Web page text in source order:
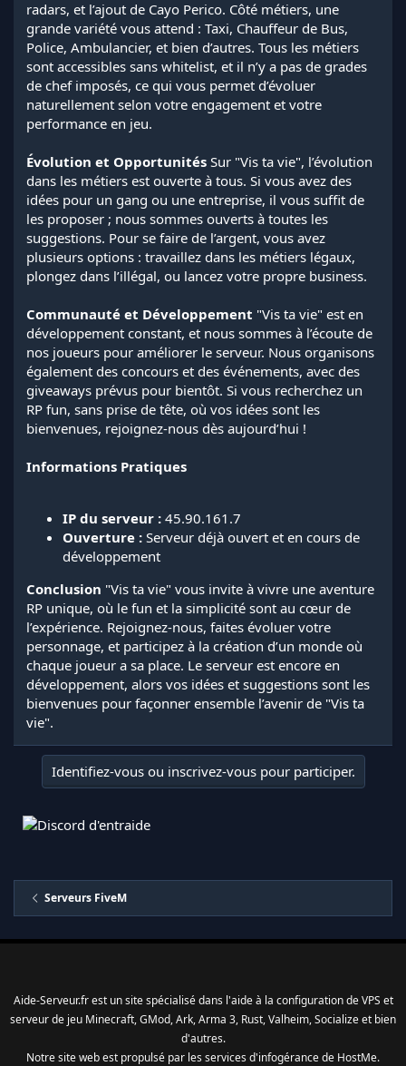
radars, et l’ajout de Cayo Perico. Côté métiers, une
grande variété vous attend : Taxi, Chauffeur de Bus,
Police, Ambulancier, et bien d’autres. Tous les métiers
sont accessibles sans whitelist, et il n’y a pas de grades
de chef imposés, ce qui vous permet d’évoluer
naturellement selon votre engagement et votre
performance en jeu.
Évolution et Opportunités Sur "Vis ta vie", l’évolution
dans les métiers est ouverte à tous. Si vous avez des
idées pour un gang ou une entreprise, il vous suffit de
les proposer ; nous sommes ouverts à toutes les
suggestions. Pour se faire de l’argent, vous avez
plusieurs options : travaillez dans les métiers légaux,
plongez dans l’illégal, ou lancez votre propre business.
Communauté et Développement "Vis ta vie" est en
développement constant, et nous sommes à l’écoute de
nos joueurs pour améliorer le serveur. Nous organisons
également des concours et des événements, avec des
giveaways prévus pour bientôt. Si vous recherchez un
RP fun, sans prise de tête, où vos idées sont les
bienvenues, rejoignez-nous dès aujourd’hui !
Informations Pratiques
IP du serveur : 45.90.161.7
Ouverture : Serveur déjà ouvert et en cours de
développement
Conclusion "Vis ta vie" vous invite à vivre une aventure
RP unique, où le fun et la simplicité sont au cœur de
l’expérience. Rejoignez-nous, faites évoluer votre
personnage, et participez à la création d’un monde où
chaque joueur a sa place. Le serveur est encore en
développement, alors vos idées et suggestions sont les
bienvenues pour façonner ensemble l’avenir de "Vis ta
vie".
Identifiez-vous ou inscrivez-vous pour participer.
Serveurs FiveM
Aide-Serveur.fr est un site spécialisé dans l'aide à la configuration de VPS et
serveur de jeu Minecraft, GMod, Ark, Arma 3, Rust, Valheim, Socialize et bien
d'autres.
Notre site web est propulsé par les services d'infogérancede HostMe.